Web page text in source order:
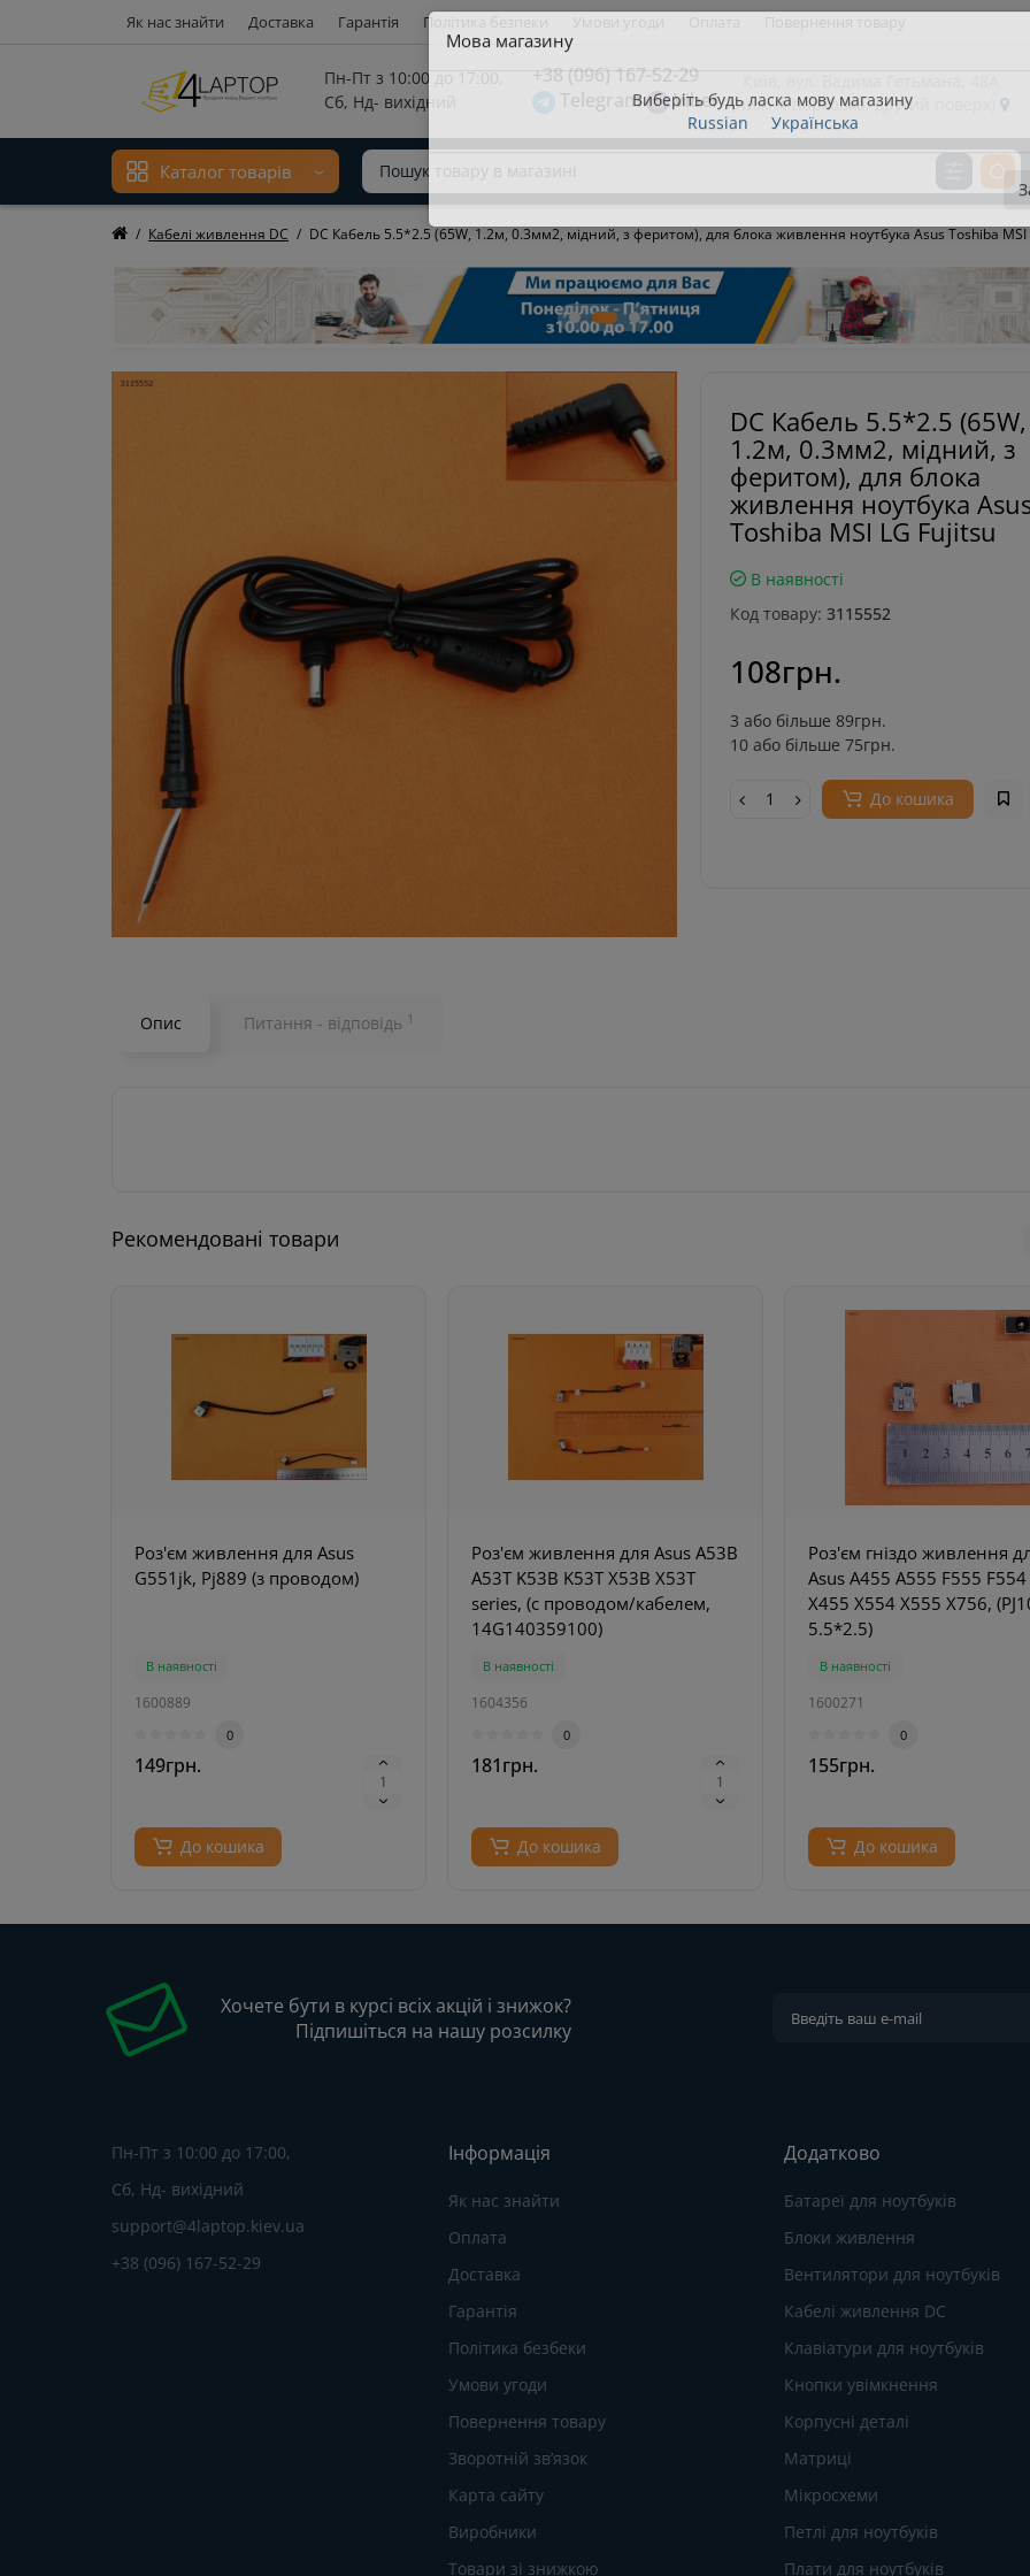
Як нас знайти Доставка Гарантія Політика безпеки Умови угоди Оплата Повернення товару
Пн-Пт з 10:00 до 17:00,
Сб, Нд- вихідний
+38 (096) 167-52-29
Telegram
Viber (нижня парковка, другий поверх)
Каталог товарів
Кабелі живлення DC DC Кабель 5.5*2.5 (65W, 1.2м, 0.3мм2, мідний, з феритом), для блока живлення ноутбука Asus Toshiba MSI
Мова магазину
Виберіть будь ласка мову магазину
Russian
Українська
DC Кабель 5.5*2.5 (65W,
1.2м, 0.3мм2, мідний, з
феритом), для блока
живлення ноутбука
Toshiba MSI LG Fujitsu
В наявності
Код товару: 3115552
108грн.
3 або більше 89грн.
10 або більше 75грн.
До кошика
Опис Питання - відповідь 1
Рекомендовані товари
Роз'єм живлення для Asus
G551jk, Pj889 (з проводом)
В наявності
1600889
0
149грн.
До кошика
Роз'єм живлення для Asus A53B
A53T K53B K53T X53B X53T
series, (с проводом/кабелем,
14G140359100)
В наявності
1604356
0
181грн.
До кошика
Роз'єм гніздо живлення
Asus A455 A555 F555
X455 X554 X555 X756,
5.5*2.5)
В наявності
1600271
0
155грн.
До кошика
Хочете бути в курсі всіх акцій і знижок?
Підпишіться на нашу розсилку
Пн-Пт з 10:00 до 17:00,
Сб, Нд- вихідний
support@4laptop.kiev.ua
+38 (096) 167-52-29
Інформація
Як нас знайти
Оплата
Доставка
Гарантія
Політика безбеки
Умови угоди
Повернення товару
Зворотній зв’язок
Карта сайту
Виробники
Товари зі знижкою
Додатково
Батареї для ноутбуків
Блоки живлення
Вентилятори для ноутбуків
Кабелі живлення DC
Клавіатури для ноутбуків
Кнопки увімкнення
Корпусні деталі
Матриці
Мікросхеми
Петлі для ноутбуків
Плати для ноутбуків